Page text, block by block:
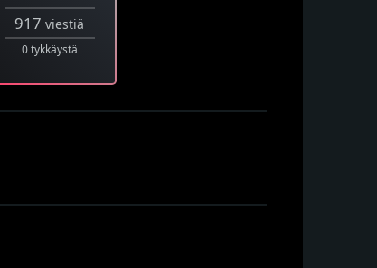
917 viestiä
0 tykkäystä